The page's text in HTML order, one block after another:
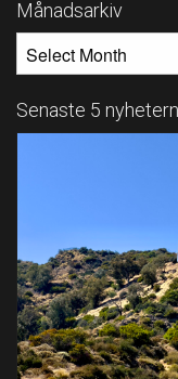
Månadsarkiv
Senaste 5